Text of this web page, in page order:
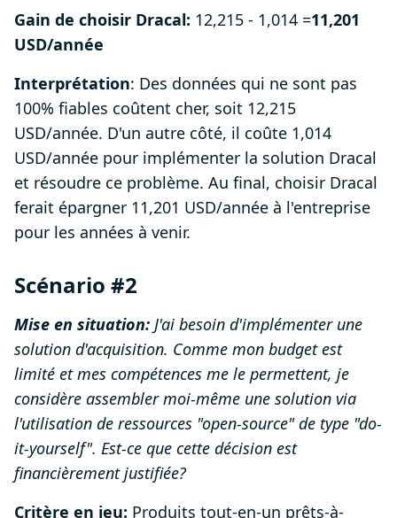
Gain de choisir Dracal: 12,215 - 1,014 =11,201
USD/année
Interprétation: Des données qui ne sont pas
100% fiables coûtent cher, soit 12,215
USD/année. D'un autre côté, il coûte 1,014
USD/année pour implémenter la solution Dracal
et résoudre ce problème. Au final, choisir Dracal
ferait épargner 11,201 USD/année à l'entreprise
pour les années à venir.
Scénario #2
Mise en situation: J'ai besoin d'implémenter une
solution d'acquisition. Comme mon budget est
limité et mes compétences me le permettent, je
considère assembler moi-même une solution via
l'utilisation de ressources "open-source" de type "do-
it-yourself". Est-ce que cette décision est
financièrement justifiée?
Critère en jeu: Produits tout-en-un prêts-à-